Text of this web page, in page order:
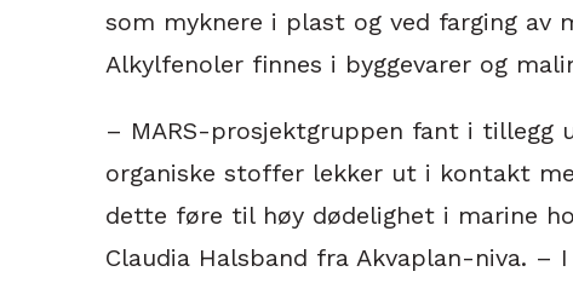
som myknere i plast og ved farging av
Alkylfenoler finnes i byggevarer og
– MARS-prosjektgruppen fant i tillegg
organiske stoffer lekker ut i kontakt
dette føre til høy dødelighet i marine
Claudia Halsband fra Akvaplan-niva.